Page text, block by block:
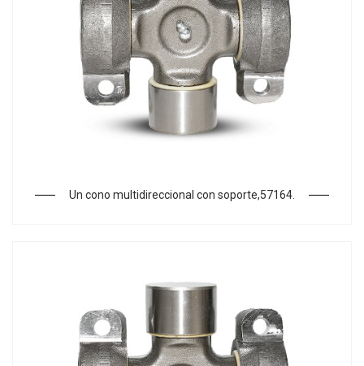
Un cono multidireccional con soporte,57164.